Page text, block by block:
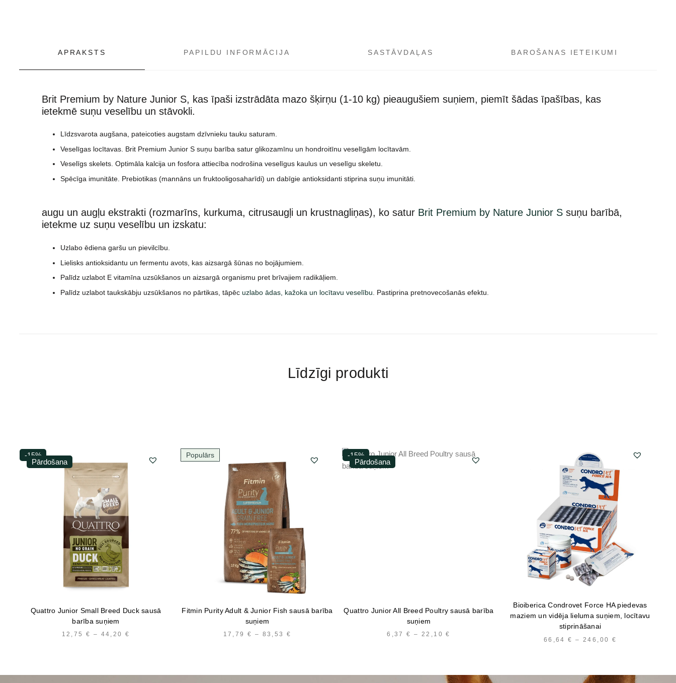
APRAKSTS PAPILDU INFORMĀCIJA SASTĀVDAĻAS BAROŠANAS IETEIKUMI
Brit Premium by Nature Junior S, kas īpaši izstrādāta mazo šķirņu (1-10 kg) pieaugušiem suņiem, piemīt šādas īpašības, kas
ietekmē suņu veselību un stāvokli.
Līdzsvarota augšana, pateicoties augstam dzīvnieku tauku saturam.
Veselīgas locītavas. Brit Premium Junior S suņu barība satur glikozamīnu un hondroitīnu veselīgām locītavām.
Veselīgs skelets. Optimāla kalcija un fosfora attiecība nodrošina veselīgus kaulus un veselīgu skeletu.
Spēcīga imunitāte. Prebiotikas (mannāns un fruktooligosaharīdi) un dabīgie antioksidanti stiprina suņu imunitāti.
augu un augļu ekstrakti (rozmarīns, kurkuma, citrusaugļi un krustnagliņas), ko satur Brit Premium by Nature Junior Ssuņu barībā,
ietekme uz suņu veselību un izskatu:
Uzlabo ēdiena garšu un pievilcību.
Lielisks antioksidantu un fermentu avots, kas aizsargā šūnas no bojājumiem.
Palīdz uzlabot E vitamīna uzsūkšanos un aizsargā organismu pret brīvajiem radikāļiem.
Palīdz uzlabot taukskābju uzsūkšanos no pārtikas, tāpēc uzlabo ādas, kažoka un locītavu veselību . Pastiprina pretnovecošanās efektu.
Līdzīgi produkti
-15%
Pārdošana
Quattro Junior Small Breed Duck sausā
barība suņiem
12,75 € – 44,20€
Populārs
Fitmin Purity Adult & Junior Fish sausā barība
suņiem
17,79 € – 83,53€
-15%
Pārdošana
Quattro Junior All Breed Poultry sausā barība
suņiem
6,37€ – 22,10€
Bioiberica Condrovet Force HA piedevas
maziem un vidēja lieluma suņiem, locītavu
stiprināšanai
66,64€ – 246,00 €
246,00 €